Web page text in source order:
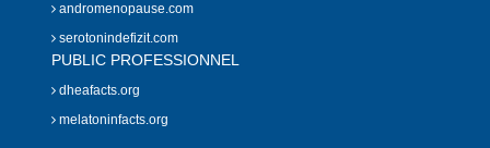
andromenopause.com
serotonindefizit.com
PUBLIC PROFESSIONNEL
dheafacts.org
melatoninfacts.org